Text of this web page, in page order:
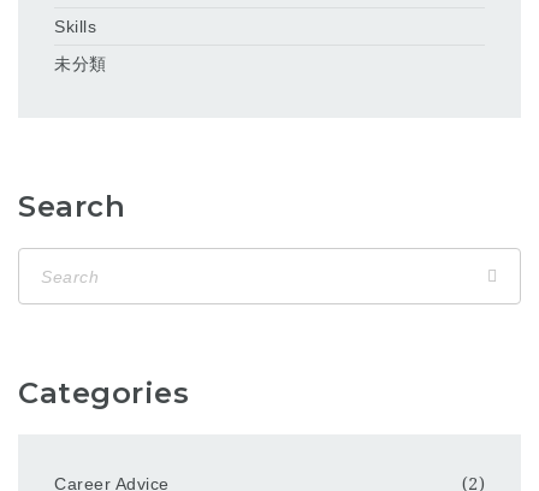
Skills
未分類
Search
Categories
Career Advice
(2)